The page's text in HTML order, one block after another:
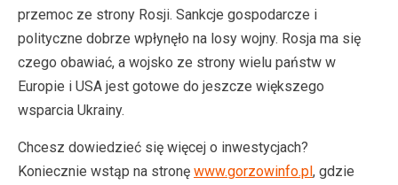
przemoc ze strony Rosji. Sankcje gospodarcze i
polityczne dobrze wpłynęło na losy wojny. Rosja ma się
czego obawiać, a wojsko ze strony wielu państw w
Europie i USA jest gotowe do jeszcze większego
wsparcia Ukrainy.
Chcesz dowiedzieć się więcej o inwestycjach?
Koniecznie wstąp na stronę www.gorzowinfo.pl, gdzie